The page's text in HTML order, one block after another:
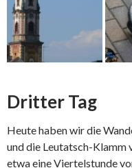
Dritter Tag
Heute haben wir die
und die Leutatsch-Klamm
etwa eine Viertelstunde